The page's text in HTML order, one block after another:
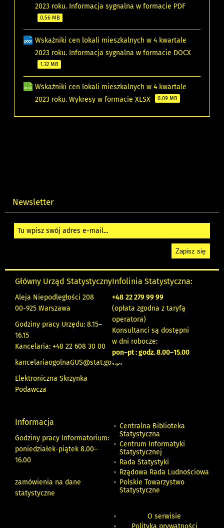
2023 roku. Informacja sygnalna w formacie PDF
0.56 MB
Wskaźniki cen lokali mieszkalnych w 4 kwartale
2023 roku. Informacja sygnalna w formacie DOCX
1.32 MB
Wskaźniki cen lokali mieszkalnych w 4 kwartale
2023 roku. Wykresy w formacie XLSX
0.09 MB
Newsletter
Główny Urząd Statystyczny
Aleja Niepodległości 208
00-925 Warszawa
Godziny pracy Urzędu: 8.15–
16.15
Kancelaria: +48 22 608 30 00
kancelariaogolnaGUS@stat.gov.pl
Elektroniczna Skrzynka
Podawcza
Infolinia Statystyczna:
+48 22 279 99 99
(opłata zgodna z taryfą
operatora)
Konsultanci są dostępni
w dni robocze:
pon–pt : godz. 8.00–15.00
Informacja
Godziny pracy Informatorium:
poniedziałek-piątek 8.00–
16.00
zamówienia na dane
statystyczne
Centralna Biblioteka
Statystyczna
Centrum Informatyki
Statystycznej
Rada Statystyki
Rządowa Rada Ludnościowa
Polskie Towarzystwo
Statystyczne
O serwisie
Polityka prywatności